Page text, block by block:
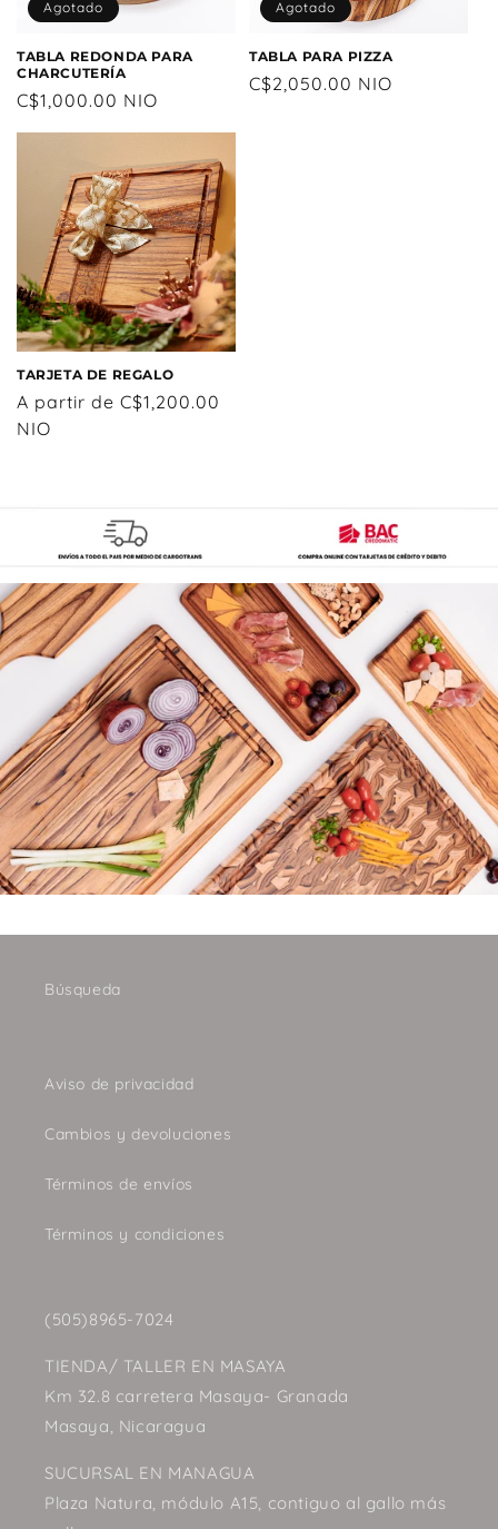
Agotado
TABLA REDONDA PARA
CHARCUTERÍA
Precio
habitual
C$1,000.00 NIO
Agotado
TABLA PARA PIZZA
Precio
C$2,050.00 NIO
TARJETA DE REGALO
Precio
habitual
A partir de C$1,200.00
NIO
Búsqueda
Aviso de privacidad
Cambios y devoluciones
Términos de envíos
Términos y condiciones
(505)8965-7024
TIENDA/ TALLER EN MASAYA
Km 32.8 carretera Masaya- Granada
Masaya, Nicaragua
SUCURSAL EN MANAGUA
Plaza Natura, módulo A15, contiguo al gallo más